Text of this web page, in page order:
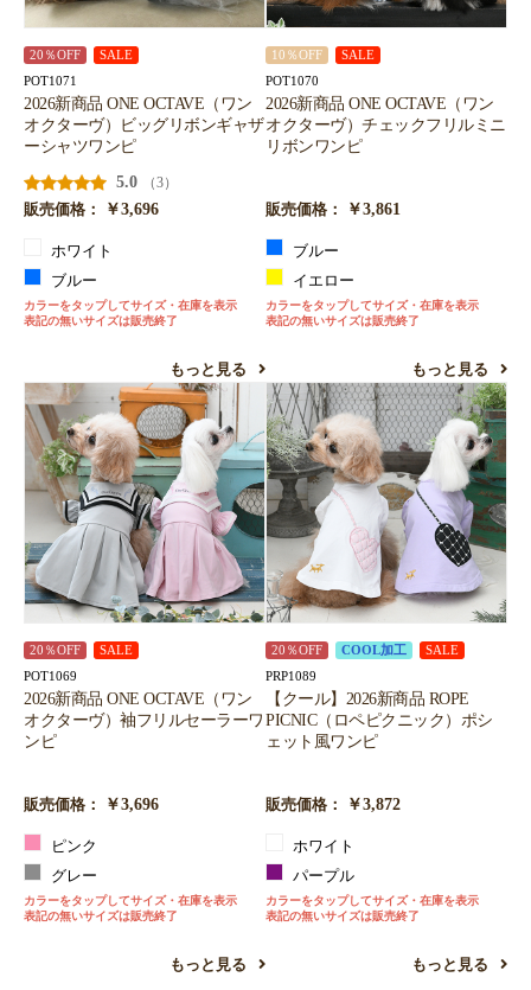
20％OFF SALE
POT1071
2026新商品 ONE OCTAVE（ワン
オクターヴ）ビッグリボンギャザ
ーシャツワンピ
5.0
（3）
販売価格：
￥3,696
ホワイト
ブルー
カラーをタップしてサイズ・在庫を表示
表記の無いサイズは販売終了
もっと見る
10％OFF SALE
POT1070
2026新商品 ONE OCTAVE（ワン
オクターヴ）チェックフリルミニ
リボンワンピ
販売価格： ￥3,861
ブルー
イエロー
カラーをタップしてサイズ・在庫を表示
表記の無いサイズは販売終了
もっと見る
20％OFF SALE
POT1069
2026新商品 ONE OCTAVE（ワン
オクターヴ）袖フリルセーラーワ
ンピ
販売価格： ￥3,696
ピンク
グレー
カラーをタップしてサイズ・在庫を表示
表記の無いサイズは販売終了
もっと見る
20％OFF COOL加工 SALE
PRP1089
【クール】2026新商品 ROPE
PICNIC（ロペピクニック）ポシ
ェット風ワンピ
販売価格： ￥3,872
ホワイト
パープル
カラーをタップしてサイズ・在庫を表示
表記の無いサイズは販売終了
もっと見る